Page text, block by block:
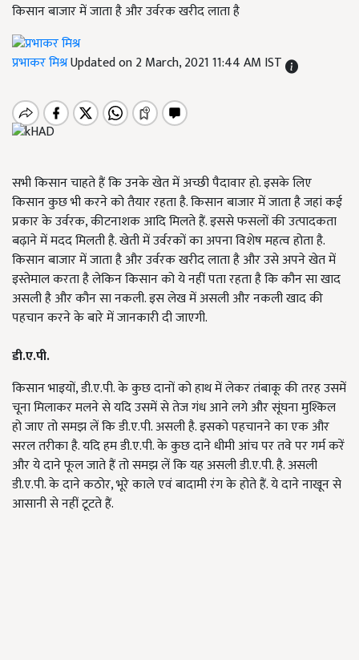
किसान बाजार में जाता है और उर्वरक खरीद लाता है
प्रभाकर मिश्रUpdated on 2 March, 2021 11:44 AM IST
सभी किसान चाहते हैं कि उनके खेत में अच्छी पैदावार हो. इसके लिए
किसान कुछ भी करने को तैयार रहता है. किसान बाजार में जाता है जहां कई
प्रकार के उर्वरक, कीटनाशक आदि मिलते हैं. इससे फसलों की उत्पादकता
बढ़ाने में मदद मिलती है. खेती में उर्वरकों का अपना विशेष महत्व होता है.
किसान बाजार में जाता है और उर्वरक खरीद लाता है और उसे अपने खेत में
इस्तेमाल करता है लेकिन किसान को ये नहीं पता रहता है कि कौन सा खाद
असली है और कौन सा नकली. इस लेख में असली और नकली खाद की
पहचान करने के बारे में जानकारी दी जाएगी.
डी.ए.पी.
किसान भाइयों, डी.ए.पी. के कुछ दानों को हाथ में लेकर तंबाकू की तरह उसमें
चूना मिलाकर मलने से यदि उसमें से तेज गंध आने लगे और सूंघना मुश्किल
हो जाए तो समझ लें कि डी.ए.पी. असली है. इसको पहचानने का एक और
सरल तरीका है. यदि हम डी.ए.पी. के कुछ दाने धीमी आंच पर तवे पर गर्म करें
और ये दाने फूल जाते हैं तो समझ लें कि यह असली डी.ए.पी. है. असली
डी.ए.पी. के दाने कठोर, भूरे काले एवं बादामी रंग के होते हैं. ये दाने नाखून से
आसानी से नहीं टूटते हैं.